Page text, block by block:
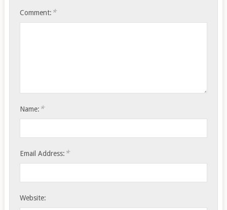
Comment: *
Name: *
Email Address: *
Website: